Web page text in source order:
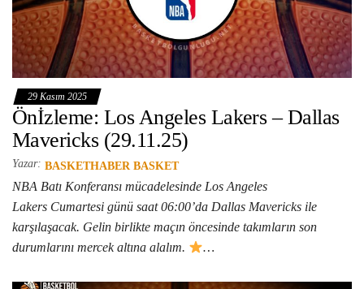
29 Kasım 2025
Önİzleme: Los Angeles Lakers – Dallas
Mavericks (29.11.25)
Yazar: BASKETHABER BASKET
NBA Batı Konferansı mücadelesinde Los Angeles
Lakers Cumartesi günü saat 06:00’da Dallas Mavericks ile
karşılaşacak. Gelin birlikte maçın öncesinde takımların son
durumlarını mercek altına alalım.
…